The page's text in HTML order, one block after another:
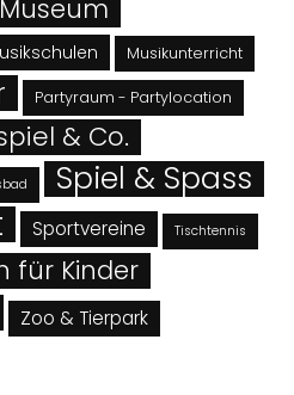
Museum
Musikunterricht
Partyraum - Partylocation
& Co.
Spiel & Spass
Sportvereine Tischtennis
für Kinder
Zoo & Tierpark